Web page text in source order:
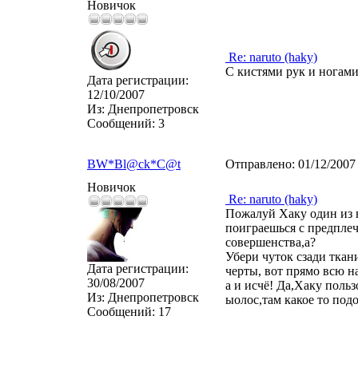
Новичок
Дата регистрации:
12/10/2007
Из: Днепропетровск
Сообщений: 3
Re: naruto (haky)
С кистями рук и
BW*Bl@ck*C@t Отправлено: 01/12/
Новичок
Дата регистрации:
30/08/2007
Из: Днепропетровск
Сообщений: 17
Re: naruto (haky)
Пожалуй Хаку один из
поиграешься с
совершенства,а?
Убери чуток сзади
черты, вот прямо всю
а и исчё! Да,Хаку
ыолос,там какое то